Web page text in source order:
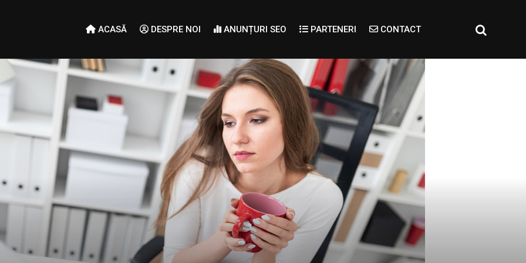
ACASĂ DESPRE NOI ANUNȚURI SEO PARTENERI CONTACT